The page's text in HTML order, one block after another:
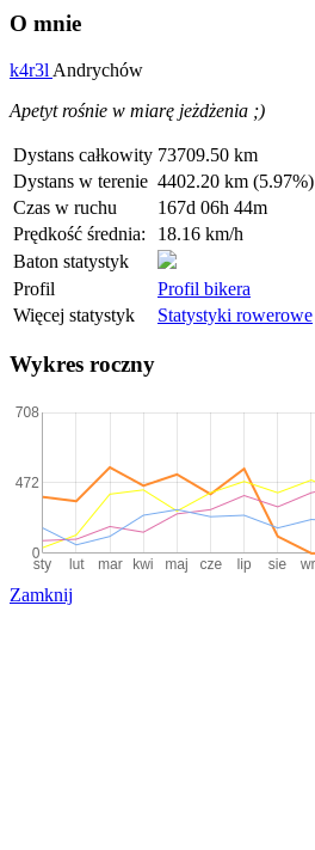
O mnie
k4r3l Andrychów
Apetyt rośnie w miarę jeżdżenia ;)
Dystans całkowity 73709.50 km
Dystans w terenie 4402.20 km (5.97%)
Czas w ruchu
167d 06h 44m
Prędkość średnia:
18.16 km/h
Baton statystyk
Profil
Profil bikera
Więcej statystyk
Statystyki rowerowe
Wykres roczny
Zamknij